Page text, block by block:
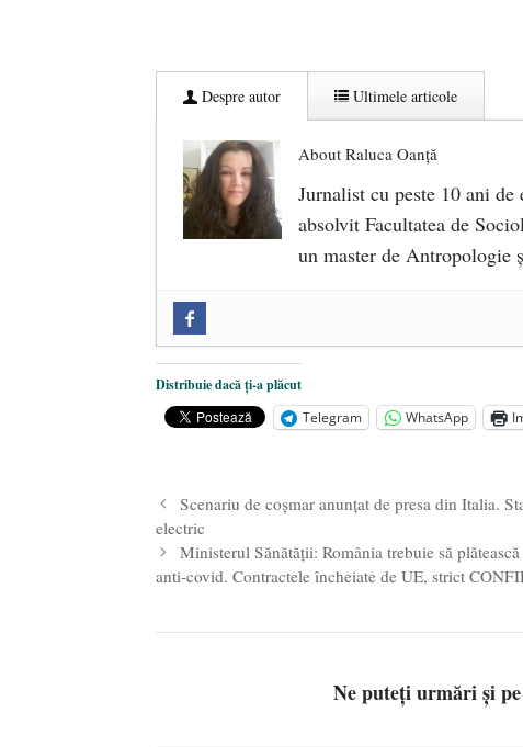
Despre autor Ultimele articole
About Raluca Oanță
Jurnalist cu peste 10 ani
absolvit Facultatea de
un master de Antropologie
comemorat la 102 ani de la naștere -
„Carnea cultivată” în laborator, tot
iulie 2024
Distribuie dacă ți-a plăcut
Telegram
WhatsApp
Scenariu de coșmar anunțat de presa din Italia.
electric
Ministerul Sănătății: România trebuie să
anti-covid. Contractele încheiate de UE, strict
Ne puteți urmări și